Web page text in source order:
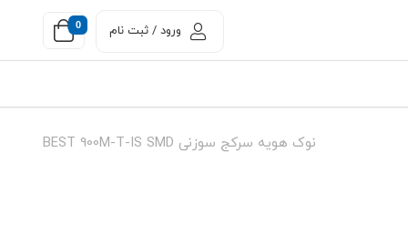
0 ورود / ثبت نام
نوک هویه سرکج سوزنی BEST 900M-T-IS SMD